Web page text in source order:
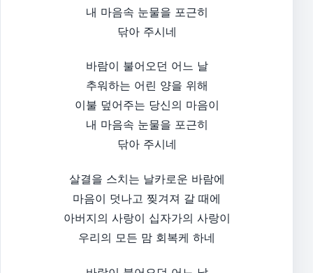
내 마음속 눈물을 포근히
닦아 주시네
바람이 불어오던 어느 날
추워하는 어린 양을 위해
이불 덮어주는 당신의 마음이
내 마음속 눈물을 포근히
닦아 주시네
살결을 스치는 날카로운 바람에
마음이 덧나고 찢겨져 갈 때에
아버지의 사랑이 십자가의 사랑이
우리의 모든 맘 회복케 하네